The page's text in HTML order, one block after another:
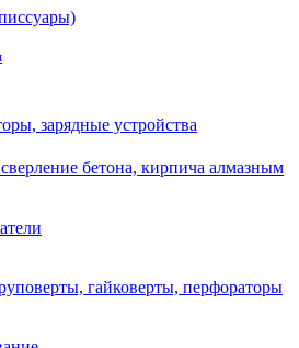
зарядные устройства
бетона, кирпича алмазным
гайковерты, перфораторы